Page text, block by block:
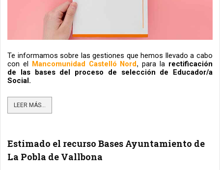
Te informamos sobre las gestiones que hemos llevado a cabo
con el Mancomunidad Castelló Nord, para la rectificación
de las bases del proceso de selección de Educador/a
Social.
LEER MÁS...
Estimado el recurso Bases Ayuntamiento de
La Pobla de Vallbona